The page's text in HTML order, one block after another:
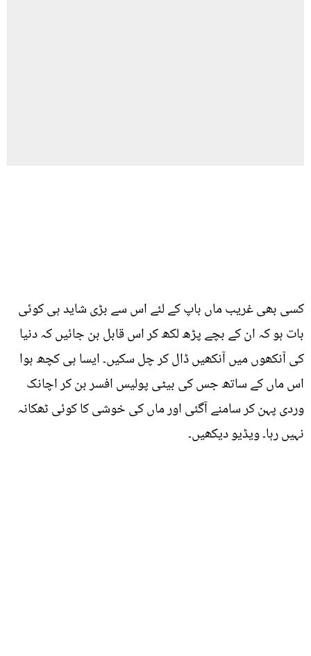
کسی بھی غریب ماں باپ کے لئے اس سے بڑی شاید ہی کوئی
بات ہو کہ ان کے بچے پڑھ لکھ کر اس قابل بن جائیں کہ دنیا
کی آنکھوں میں آنکھیں ڈال کر چل سکیں۔ ایسا ہی کچھ ہوا
اس ماں کے ساتھ جس کی بیٹی پولیس افسر بن کر اچانک
وردی پہن کر سامنے آگئی اور ماں کی خوشی کا کوئی ٹھکانہ
نہیں رہا۔ ویڈیو دیکھیں۔